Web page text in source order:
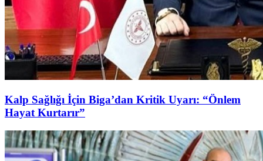
Kalp Sağlığı İçin Biga’dan Kritik Uyarı: “Önlem
Hayat Kurtarır”